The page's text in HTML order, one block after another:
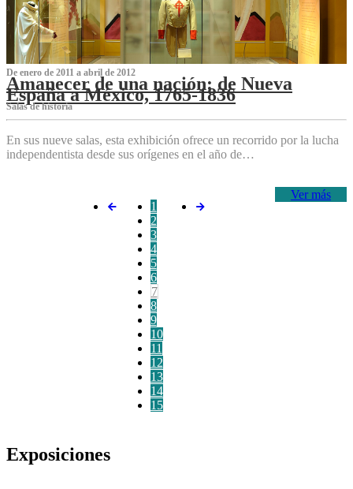
De enero de 2011 a abril de 2012
Amanecer de una nación: de Nueva
España a México, 1765-1836
Salas de historia
En sus nueve salas, esta exhibición ofrece un recorrido por la lucha
independentista desde sus orígenes en el año de…
Ver más
1
2
3
4
5
6
7
8
9
10
11
12
13
14
15
Exposiciones